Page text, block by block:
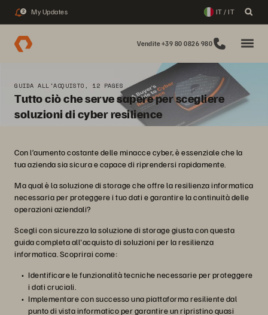
2 My Updates IT / IT
Vendite +39 80 0826 980
GUIDA ALL'ACQUISTO, 12 PAGES
Tutto ciò che serve sapere per scegliere
soluzioni di cyber resilience
Con l’aumento costante delle minacce cyber, è essenziale che la
tua azienda sia sicura e capace di riprendersi rapidamente.
Ma qual è la soluzione di storage che offre la resilienza informatica
necessaria per proteggere i tuo dati e garantire la continuità delle
operazioni aziendali?
Scegli con sicurezza la soluzione di storage giusta con questa
guida completa all'acquisto di soluzioni per la resilienza
informatica. Scoprirai come:
Identificare le funzionalità tecniche necessarie per proteggere
i dati cruciali.
Implementare con successo una piattaforma resiliente dal
punto di vista informatico per garantire un ripristino quasi